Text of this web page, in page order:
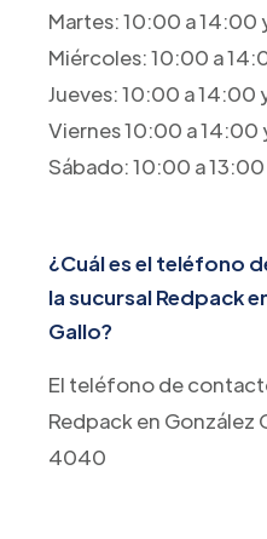
Martes: 10:00 a 14:00
Miércoles: 10:00 a
Jueves: 10:00 a 14:00
Viernes 10:00 a 14:00
Sábado: 10:00 a
¿Cuál es el teléfono
la sucursal Redpack
Gallo?
El teléfono de
Redpack en González
4040